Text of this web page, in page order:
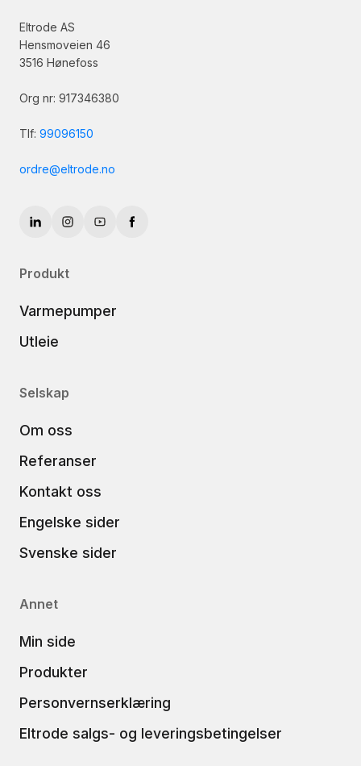
Eltrode AS
Hensmoveien 46
3516 Hønefoss
Org nr: 917346380
Tlf: 99096150
ordre@eltrode.no
Produkt
Varmepumper
Utleie
Selskap
Om oss
Referanser
Kontakt oss
Engelske sider
Svenske sider
Annet
Min side
Produkter
Personvernserklæring
Eltrode salgs- og leveringsbetingelser